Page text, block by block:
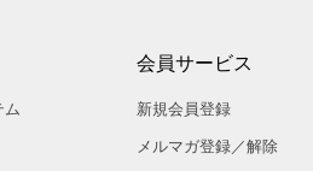
ム
会員サービス
新規会員登録
メルマガ登録／解除